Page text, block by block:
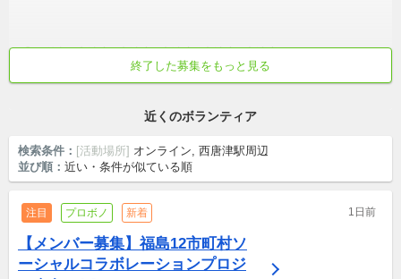
佐賀 [唐津市, 唐津市, 唐津市, 唐津市, 唐津市]
終了した募集をもっと見る
近くのボランティア
検索条件： [活動場所] オンライン, 西唐津駅周辺
並び順： 近い・条件が似ている順
注目 プロボノ 新着 1日前
【メンバー募集】福島12市町村ソ
ーシャルコラボレーションプロジ